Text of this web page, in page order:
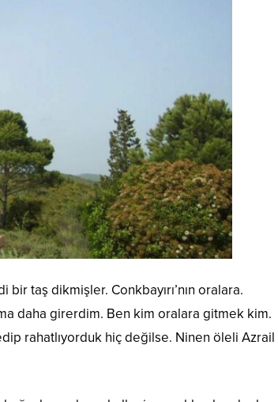
taş dikmişler. Conkbayırı’nın oralara.
daha girerdim. Ben kim oralara gitmek kim.
rahatlıyorduk hiç değilse. Ninen öleli Azrail